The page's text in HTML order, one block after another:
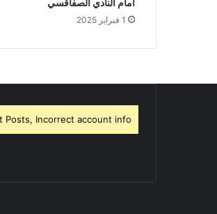
امام النادي الصفاقسي
1 فبراير 2025
Posts, Incorrect account info.